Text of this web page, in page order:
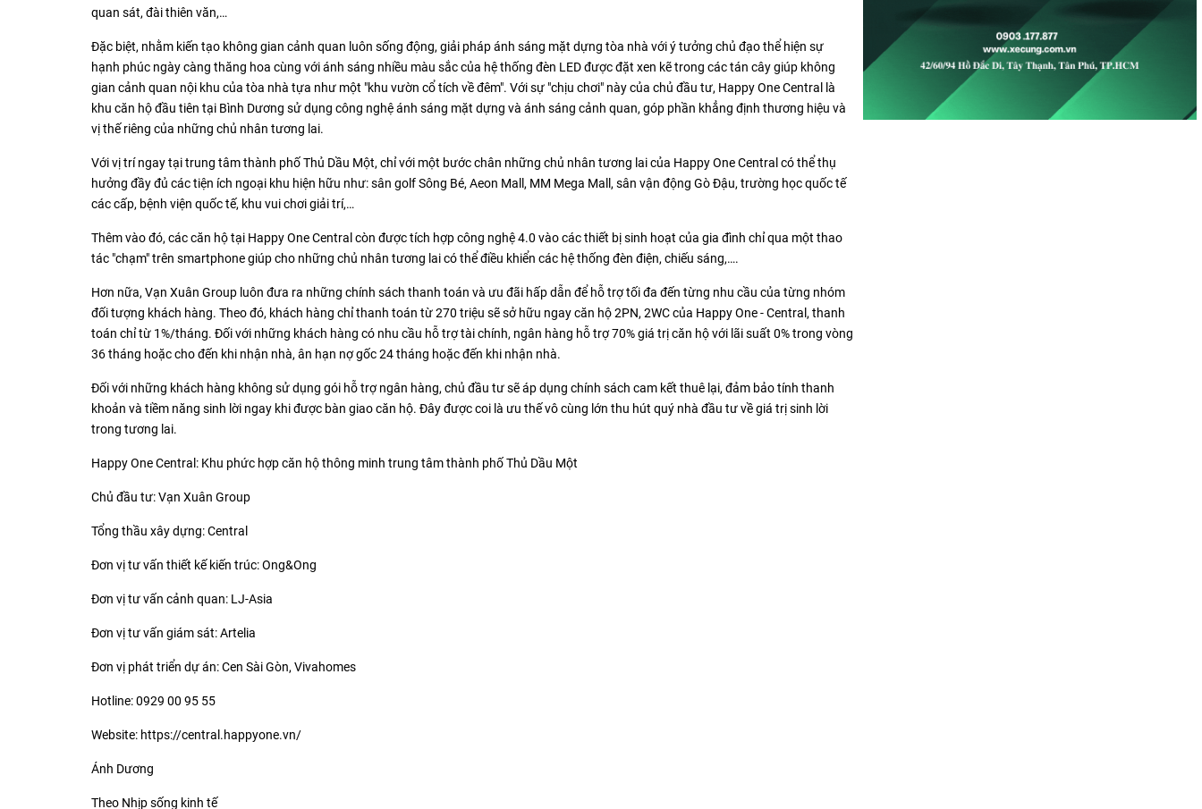
quan sát, đài thiên văn,…
Đặc biệt, nhằm kiến tạo không gian cảnh quan luôn sống động, giải pháp ánh sáng mặt dựng tòa nhà với ý tưởng chủ đạo thể hiện sự
hạnh phúc ngày càng thăng hoa cùng với ánh sáng nhiều màu sắc của hệ thống đèn LED được đặt xen kẽ trong các tán cây giúp không
gian cảnh quan nội khu của tòa nhà tựa như một "khu vườn cổ tích về đêm". Với sự "chịu chơi" này của chủ đầu tư, Happy One Central là
khu căn hộ đầu tiên tại Bình Dương sử dụng công nghệ ánh sáng mặt dựng và ánh sáng cảnh quan, góp phần khẳng định thương hiệu và
vị thế riêng của những chủ nhân tương lai.
Với vị trí ngay tại trung tâm thành phố Thủ Dầu Một, chỉ với một bước chân những chủ nhân tương lai của Happy One Central có thể thụ
hưởng đầy đủ các tiện ích ngoại khu hiện hữu như: sân golf Sông Bé, Aeon Mall, MM Mega Mall, sân vận động Gò Đậu, trường học quốc tế
các cấp, bệnh viện quốc tế, khu vui chơi giải trí,…
Thêm vào đó, các căn hộ tại Happy One Central còn được tích hợp công nghệ 4.0 vào các thiết bị sinh hoạt của gia đình chỉ qua một thao
tác "chạm" trên smartphone giúp cho những chủ nhân tương lai có thể điều khiển các hệ thống đèn điện, chiếu sáng,….
Hơn nữa, Vạn Xuân Group luôn đưa ra những chính sách thanh toán và ưu đãi hấp dẫn để hỗ trợ tối đa đến từng nhu cầu của từng nhóm
đối tượng khách hàng. Theo đó, khách hàng chỉ thanh toán từ 270 triệu sẽ sở hữu ngay căn hộ 2PN, 2WC của Happy One - Central, thanh
toán chỉ từ 1%/tháng. Đối với những khách hàng có nhu cầu hỗ trợ tài chính, ngân hàng hỗ trợ 70% giá trị căn hộ với lãi suất 0% trong vòng
36 tháng hoặc cho đến khi nhận nhà, ân hạn nợ gốc 24 tháng hoặc đến khi nhận nhà.
Đối với những khách hàng không sử dụng gói hỗ trợ ngân hàng, chủ đầu tư sẽ áp dụng chính sách cam kết thuê lại, đảm bảo tính thanh
khoản và tiềm năng sinh lời ngay khi được bàn giao căn hộ. Đây được coi là ưu thế vô cùng lớn thu hút quý nhà đầu tư về giá trị sinh lời
trong tương lai.
Happy One Central: Khu phức hợp căn hộ thông minh trung tâm thành phố Thủ Dầu Một
Chủ đầu tư: Vạn Xuân Group
Tổng thầu xây dựng: Central
Đơn vị tư vấn thiết kế kiến trúc: Ong&Ong
Đơn vị tư vấn cảnh quan: LJ-Asia
Đơn vị tư vấn giám sát: Artelia
Đơn vị phát triển dự án: Cen Sài Gòn, Vivahomes
Hotline: 0929 00 95 55
Website: https://central.happyone.vn/
Ánh Dương
Theo Nhịp sống kinh tế